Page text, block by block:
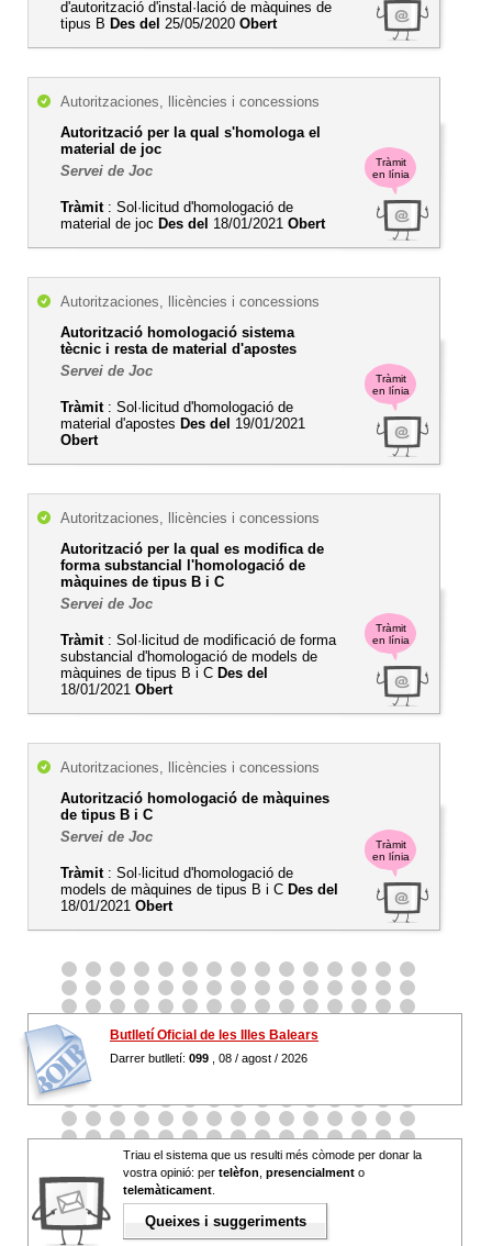
d'autorització d'instal·lació de màquines de
tipus B Des del 25/05/2020 Obert
Tràmit
en línia
Autoritzaciones, llicències i concessions
Autorització per la qual s'homologa el
material de joc
Servei de Joc
Tràmit: Sol·licitud d'homologació de
material de joc Des del 18/01/2021 Obert
Tràmit
en línia
Autoritzaciones, llicències i concessions
Autorització homologació sistema
tècnic i resta de material d'apostes
Servei de Joc
Tràmit: Sol·licitud d'homologació de
material d'apostes Des del 19/01/2021
Obert
Tràmit
en línia
Autoritzaciones, llicències i concessions
Autorització per la qual es modifica de
forma substancial l'homologació de
màquines de tipus B i C
Servei de Joc
Tràmit: Sol·licitud de modificació de forma
substancial d'homologació de models de
màquines de tipus B i C Des del
18/01/2021 Obert
Tràmit
en línia
Autoritzaciones, llicències i concessions
Autorització homologació de màquines
de tipus B i C
Servei de Joc
Tràmit: Sol·licitud d'homologació de
models de màquines de tipus B i C Des del
18/01/2021 Obert
Butlletí Oficial de les Illes Balears
Darrer butlletí: 099 , 08 / agost / 2026
Triau el sistema que us resulti més còmode per donar la
vostra opinió: per telèfon presencialment o
telemàticament
Queixes i suggeriments